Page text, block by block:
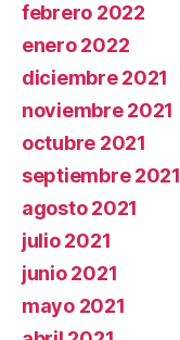
febrero 2022
enero 2022
diciembre 2021
noviembre 2021
octubre 2021
septiembre 2021
agosto 2021
julio 2021
junio 2021
mayo 2021